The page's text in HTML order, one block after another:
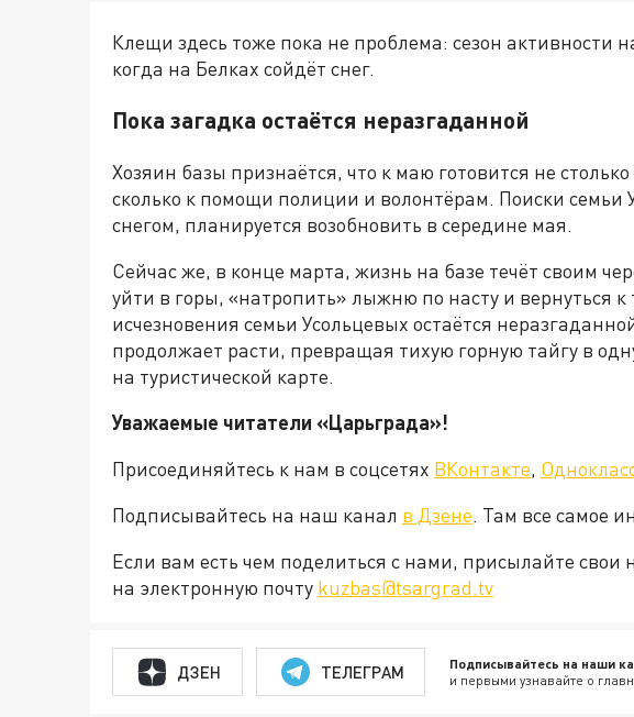
Клещи здесь тоже пока не проблема: сезон активности
когда на Белках сойдёт снег.
Пока загадка остаётся неразгаданной
Хозяин базы признаётся, что к маю готовится не
сколько к помощи полиции и волонтёрам. Поиски семьи
снегом, планируется возобновить в середине мая.
Сейчас же, в конце марта, жизнь на базе течёт своим
уйти в горы, «натропить» лыжню по насту и вернуться к
исчезновения семьи Усольцевых остаётся
продолжает расти, превращая тихую горную тайгу в
на туристической карте.
Уважаемые читатели «Царьграда»!
Присоединяйтесь к нам в соцсетях ВКонтакте,
Подписывайтесь на наш канал в Дзене. Там все самое
Если вам есть чем поделиться с нами, присылайте
на электронную почту kuzbas@tsargrad.tv
ДЗЕН ТЕЛЕГРАМ Подписывайтесь на наши
и первыми узнавайте о